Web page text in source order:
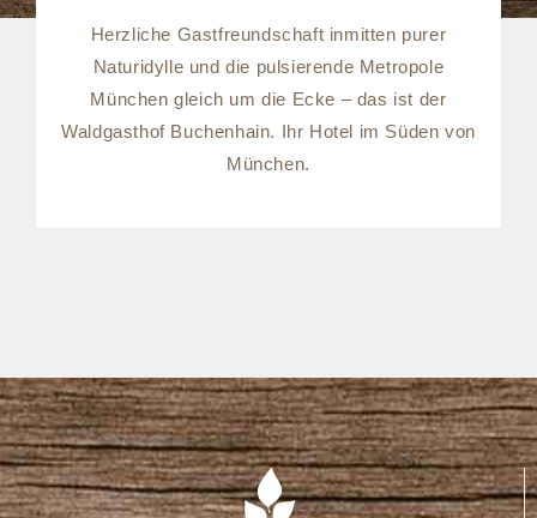
Herzliche Gastfreundschaft inmitten purer
Naturidylle und die pulsierende Metropole
München gleich um die Ecke – das ist der
Waldgasthof Buchenhain. Ihr Hotel im Süden von
München.